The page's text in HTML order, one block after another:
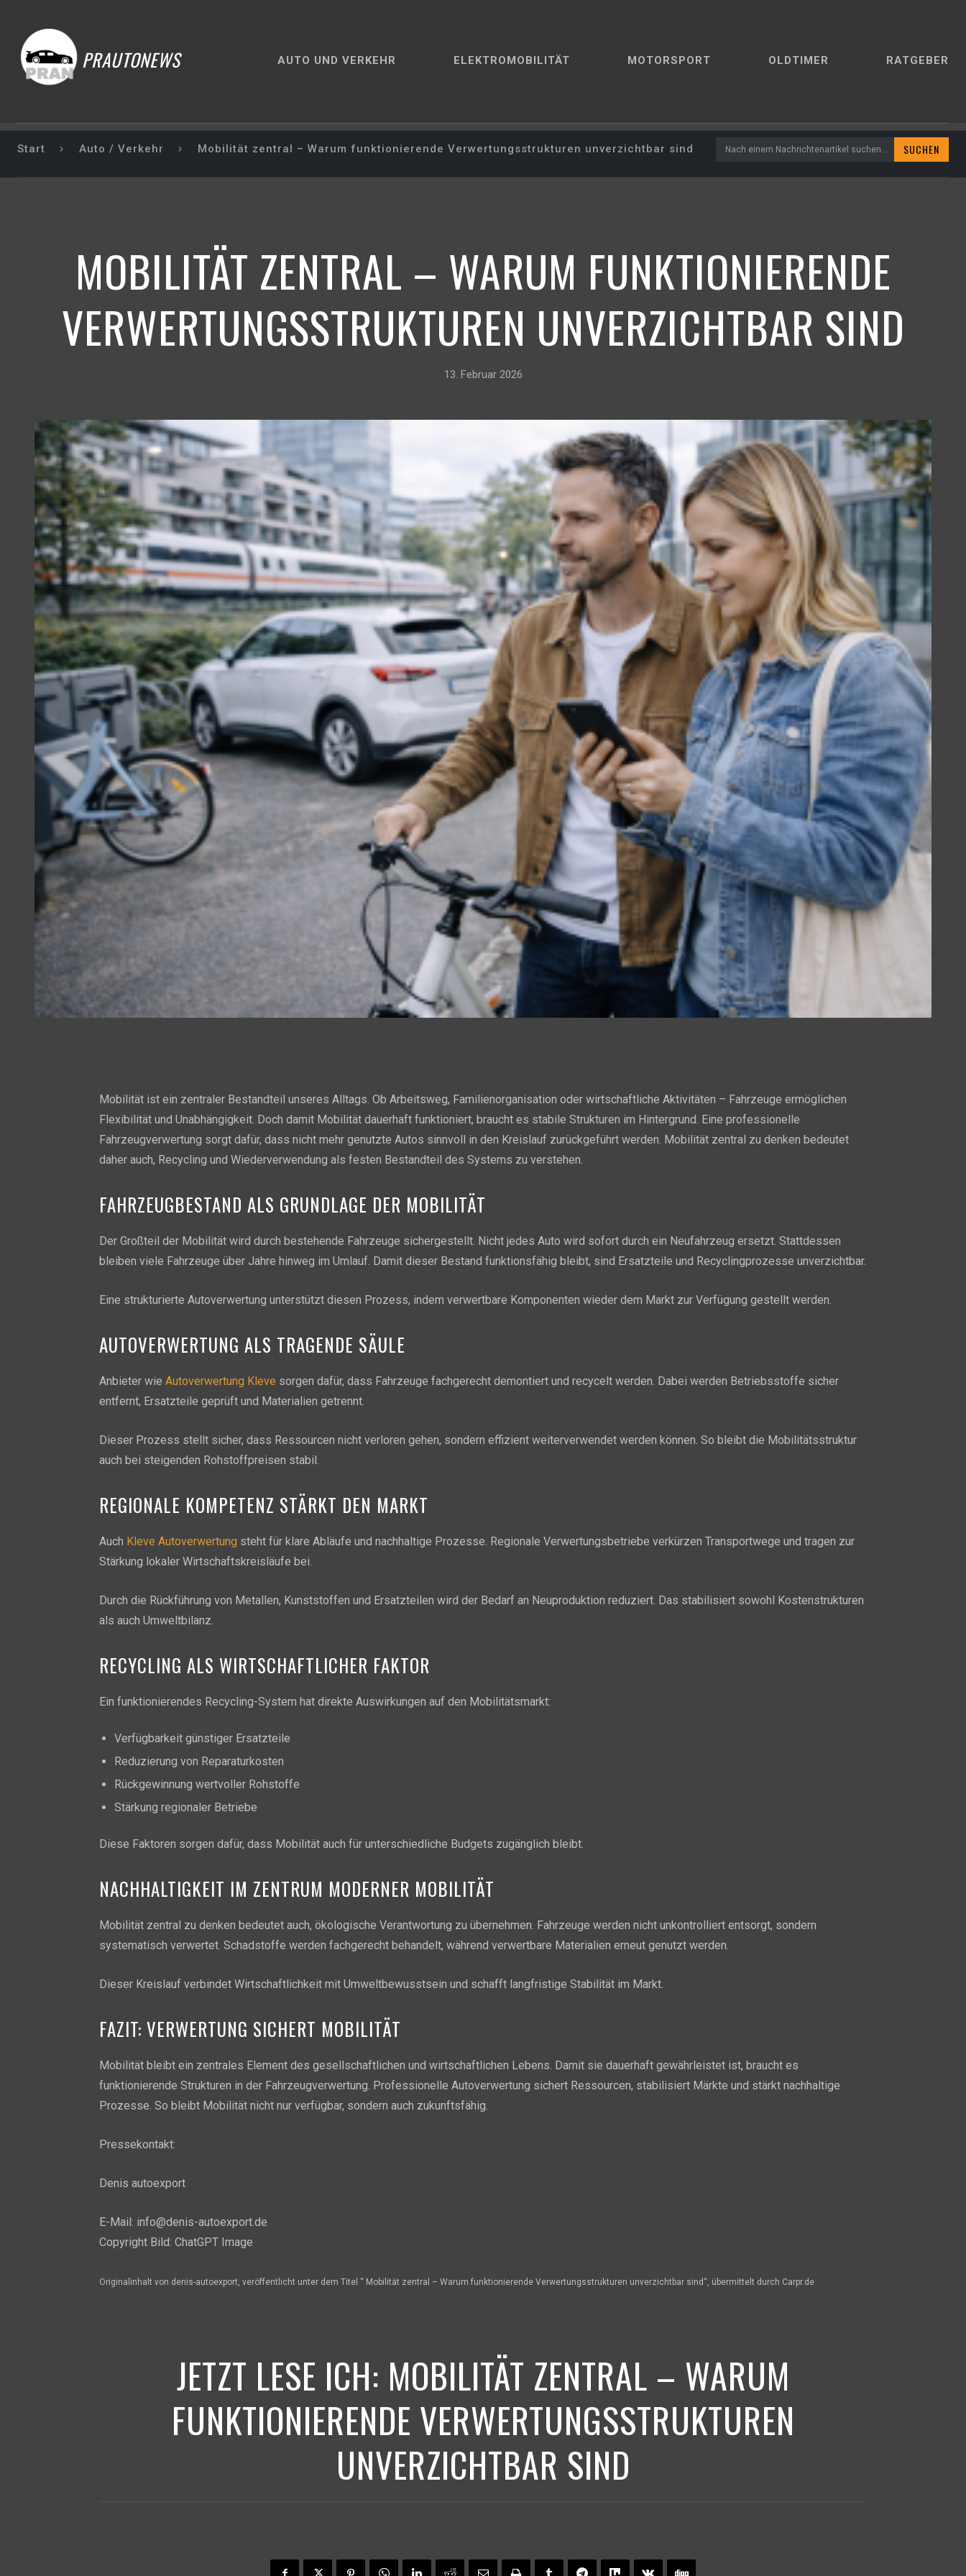
PRAUTONEWS AUTO UND VERKEHR ELEKTROMOBILITÄT MOTORSPORT OLDTIMER RATGEBER
Start Auto / Verkehr Mobilität zentral – Warum funktionierende Verwertungsstrukturen unverzichtbar sind Nach einem Nachrichtenartikel suchen... SUCHEN
MOBILITÄT ZENTRAL – WARUM FUNKTIONIERENDE
VERWERTUNGSSTRUKTUREN UNVERZICHTBAR SIND
13. Februar 2026
Mobilität ist ein zentraler Bestandteil unseres Alltags. Ob Arbeitsweg, Familienorganisation oder wirtschaftliche Aktivitäten – Fahrzeuge ermöglichen
Flexibilität und Unabhängigkeit. Doch damit Mobilität dauerhaft funktioniert, braucht es stabile Strukturen im Hintergrund. Eine professionelle
Fahrzeugverwertung sorgt dafür, dass nicht mehr genutzte Autos sinnvoll in den Kreislauf zurückgeführt werden. Mobilität zentral zu denken bedeutet
daher auch, Recycling und Wiederverwendung als festen Bestandteil des Systems zu verstehen.
FAHRZEUGBESTAND ALS GRUNDLAGE DER MOBILITÄT
Der Großteil der Mobilität wird durch bestehende Fahrzeuge sichergestellt. Nicht jedes Auto wird sofort durch ein Neufahrzeug ersetzt. Stattdessen
bleiben viele Fahrzeuge über Jahre hinweg im Umlauf. Damit dieser Bestand funktionsfähig bleibt, sind Ersatzteile und Recyclingprozesse unverzichtbar.
Eine strukturierte Autoverwertung unterstützt diesen Prozess, indem verwertbare Komponenten wieder dem Markt zur Verfügung gestellt werden.
AUTOVERWERTUNG ALS TRAGENDE SÄULE
Anbieter wie Autoverwertung Kleve sorgen dafür, dass Fahrzeuge fachgerecht demontiert und recycelt werden. Dabei werden Betriebsstoffe sicher
entfernt, Ersatzteile geprüft und Materialien getrennt.
Dieser Prozess stellt sicher, dass Ressourcen nicht verloren gehen, sondern effizient weiterverwendet werden können. So bleibt die Mobilitätsstruktur
auch bei steigenden Rohstoffpreisen stabil.
REGIONALE KOMPETENZ STÄRKT DEN MARKT
Auch Kleve Autoverwertung steht für klare Abläufe und nachhaltige Prozesse. Regionale Verwertungsbetriebe verkürzen Transportwege und tragen zur
Stärkung lokaler Wirtschaftskreisläufe bei.
Durch die Rückführung von Metallen, Kunststoffen und Ersatzteilen wird der Bedarf an Neuproduktion reduziert. Das stabilisiert sowohl Kostenstrukturen
als auch Umweltbilanz.
RECYCLING ALS WIRTSCHAFTLICHER FAKTOR
Ein funktionierendes Recycling-System hat direkte Auswirkungen auf den Mobilitätsmarkt:
Verfügbarkeit günstiger Ersatzteile
Reduzierung von Reparaturkosten
Rückgewinnung wertvoller Rohstoffe
Stärkung regionaler Betriebe
Diese Faktoren sorgen dafür, dass Mobilität auch für unterschiedliche Budgets zugänglich bleibt.
NACHHALTIGKEIT IM ZENTRUM MODERNER MOBILITÄT
Mobilität zentral zu denken bedeutet auch, ökologische Verantwortung zu übernehmen. Fahrzeuge werden nicht unkontrolliert entsorgt, sondern
systematisch verwertet. Schadstoffe werden fachgerecht behandelt, während verwertbare Materialien erneut genutzt werden.
Dieser Kreislauf verbindet Wirtschaftlichkeit mit Umweltbewusstsein und schafft langfristige Stabilität im Markt.
FAZIT: VERWERTUNG SICHERT MOBILITÄT
Mobilität bleibt ein zentrales Element des gesellschaftlichen und wirtschaftlichen Lebens. Damit sie dauerhaft gewährleistet ist, braucht es
funktionierende Strukturen in der Fahrzeugverwertung. Professionelle Autoverwertung sichert Ressourcen, stabilisiert Märkte und stärkt nachhaltige
Prozesse. So bleibt Mobilität nicht nur verfügbar, sondern auch zukunftsfähig.
Pressekontakt:
Denis autoexport
E-Mail: info@denis-autoexport.de
Copyright Bild: ChatGPT Image
Originalinhalt von denis-autoexport, veröffentlicht unter dem Titel “ Mobilität zentral – Warum funktionierende Verwertungsstrukturen unverzichtbar sind“, übermittelt durch Carpr.de
JETZT LESE ICH: MOBILITÄT ZENTRAL – WARUM
FUNKTIONIERENDE VERWERTUNGSSTRUKTUREN
UNVERZICHTBAR SIND